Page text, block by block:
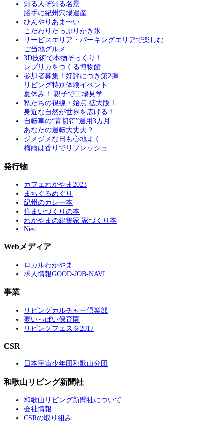
知る人ぞ知る名景
勝手に紀州穴場遺産
ひんやりあま〜い
こだわりたっぷりかき氷
サービスエリア・パーキングエリアで楽しむ
ご当地グルメ
3D技術で本物そっくり！
レプリカをつくる博物館
参加者募集！好評につき第2弾
リビング特別体験イベント
夏休み！ 親子で工場見学
私たちの視線・始点 拡大版！
身近な自然が世界を広げる！
自転車の“青切符”運用3カ月
あなたの運転大丈夫？
ジメジメな日も心地よく
梅雨は香りでリフレッシュ
発行物
カフェわかやま2023
まちぐるめぐり
紀州のカレー本
住まいづくりの本
わかやまの建築家 家づくり本
Nest
Webメディア
ロカルわかやま
求人情報GOOD-JOB-NAVI
事業
リビングカルチャー倶楽部
夢いっぱい保育園
リビングフェスタ2017
CSR
日本宇宙少年団和歌山分団
和歌山リビング新聞社
和歌山リビング新聞社について
会社情報
CSRの取り組み